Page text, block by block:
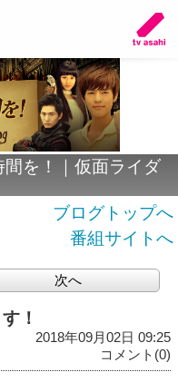
を！｜仮面ライダ
ブログトップへ
番組サイトへ
次へ
！
2018年09月02日 09:25
コメント(0)